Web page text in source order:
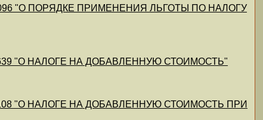
"О ПОРЯДКЕ ПРИМЕНЕНИЯ ЛЬГОТЫ ПО НАЛОГУ
"О НАЛОГЕ НА ДОБАВЛЕННУЮ СТОИМОСТЬ"
"О НАЛОГЕ НА ДОБАВЛЕННУЮ СТОИМОСТЬ ПРИ